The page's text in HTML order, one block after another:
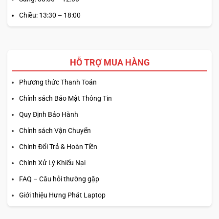
Bàn phím của Thinkpad P14s Gen 4
Chiều: 13:30 – 18:00
HỖ TRỢ MUA HÀNG
Phương thức Thanh Toán
Chính sách Bảo Mật Thông Tin
Quy Định Bảo Hành
Chính sách Vận Chuyển
Chính Đổi Trả & Hoàn Tiền
Chính Xử Lý Khiếu Nại
FAQ – Câu hỏi thường gặp
Giới thiệu Hưng Phát Laptop